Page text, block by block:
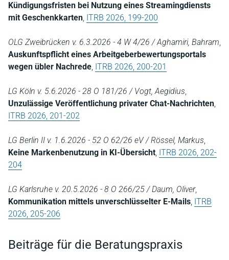
Kündigungsfristen bei Nutzung eines Streamingdiensts
mit Geschenkkarten, ITRB 2026, 199-200
OLG Zweibrücken v. 6.3.2026 - 4 W 4/26 / Aghamiri, Bahram,
Auskunftspflicht eines Arbeitgeberbewertungsportals
wegen übler Nachrede, ITRB 2026, 200-201
LG Köln v. 5.6.2026 - 28 O 181/26 / Vogt, Aegidius,
Unzulässige Veröffentlichung privater Chat-Nachrichten,
ITRB 2026, 201-202
LG Berlin II v. 1.6.2026 - 52 O 62/26 eV / Rössel, Markus,
Keine Markenbenutzung in KI-Übersicht, ITRB 2026, 202-
204
LG Karlsruhe v. 20.5.2026 - 8 O 266/25 / Daum, Oliver,
Kommunikation mittels unverschlüsselter E-Mails, ITRB
2026, 205-206
Beiträge für die Beratungspraxis